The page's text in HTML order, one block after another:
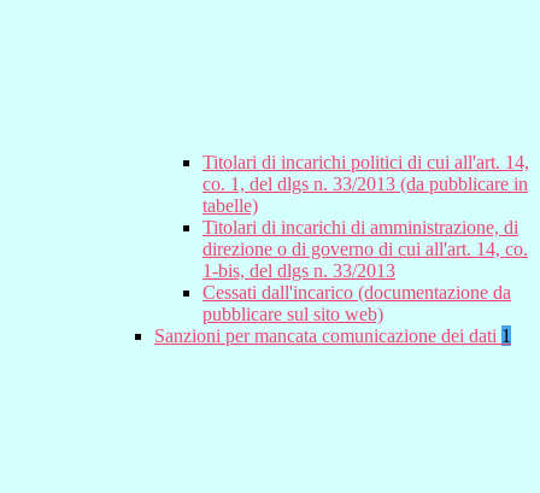
Titolari di incarichi politici di cui all'art. 14,
co. 1, del dlgs n. 33/2013 (da pubblicare in
tabelle)
Titolari di incarichi di amministrazione, di
direzione o di governo di cui all'art. 14, co.
1-bis, del dlgs n. 33/2013
Cessati dall'incarico (documentazione da
pubblicare sul sito web)
Sanzioni per mancata comunicazione dei dati 1